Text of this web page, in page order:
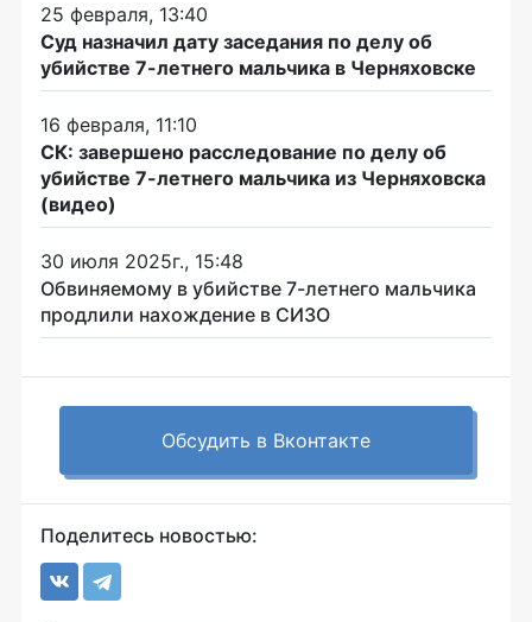
25 февраля, 13:40
Суд назначил дату заседания по делу об
убийстве 7-летнего мальчика в Черняховске
16 февраля, 11:10
СК: завершено расследование по делу об
убийстве 7-летнего мальчика из Черняховска
(видео)
30 июля 2025г., 15:48
Обвиняемому в убийстве 7-летнего мальчика
продлили нахождение в СИЗО
Обсудить в Вконтакте
Поделитесь новостью: